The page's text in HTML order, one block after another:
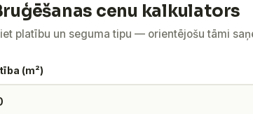
cenu kalkulators
platību un seguma tipu — orientējošu tāmi
(m²)